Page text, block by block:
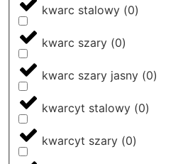
kwarc stalowy (0)
kwarc szary (0)
kwarc szary jasny (0)
kwarcyt stalowy (0)
kwarcyt szary (0)